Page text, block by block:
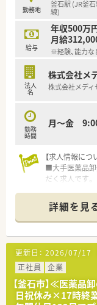
す。
【職場環境と雰
■未経験から
体制が整って
があります。
■福利厚生が
【1日の流れ】
◎PM◎
販売活動を適
医薬品の品質管
他雑務 ※都
勤務地
釜石駅 (JR釜
線)
給与
年収500万
月給
※経験、能力な
法人
名
株式会社メ
株式会社メデ
勤務
時間
月～金
【求人情報につ
■大手医薬品卸
だく求人です。
で決定します。
■企業内管理
【募集背景と求
■今回は欠員補
できる方を求
■医薬品の品質
る方。
■営業担当者な
ーション能力
詳細を見
更新日： 2026/07/17
正社員
企業
【釜石市】≪医薬
日祝休み×17時終